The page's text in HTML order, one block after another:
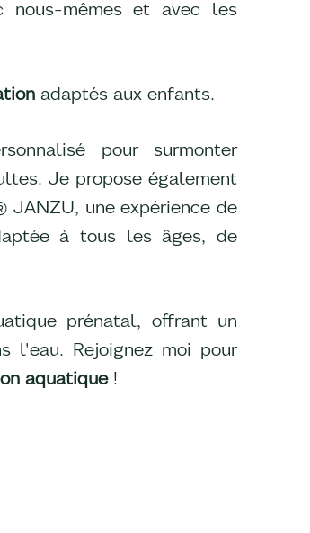
nous-mêmes et avec les
adaptés aux enfants.
pour surmonter
Je propose également
JANZU, une expérience de
à tous les âges, de
prénatal, offrant un
l'eau. Rejoignez moi pour
aquatique!